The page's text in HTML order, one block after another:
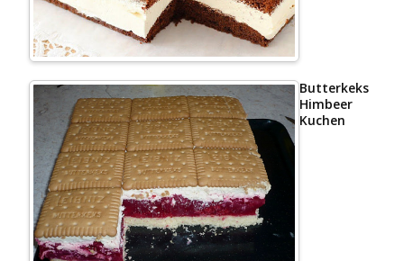
Butterkeks
Himbeer
Kuchen